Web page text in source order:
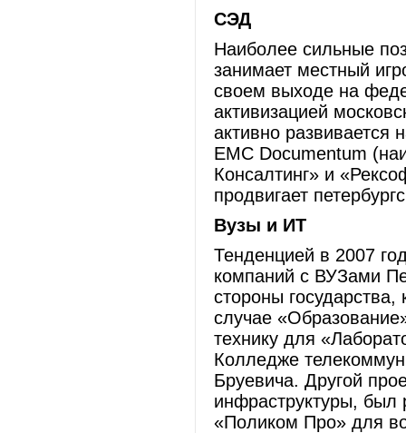
СЭД
Наиболее сильные
занимает местный
своем выходе на
активизацией
активно
EMC Documentum
Консалтинг» и
продвигает
Вузы и ИТ
Тенденцией в 2007
компаний с ВУЗами
стороны
случае
технику для
Колледже
Бруевича. Другой
инфраструктуры, был
«Поликом Про» для